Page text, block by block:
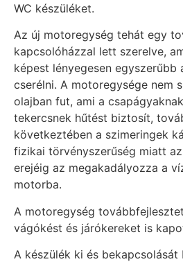
WC készüléket.
Az új motoregység tehát egy
kapcsolóházzal lett szerelve,
képest lényegesen egyszerűbb
cserélni. A motoregysége nem
olajban fut, ami a
tekercsnek hűtést biztosít,
következtében a szimeringek
fizikai törvényszerűség miatt
erejéig az megakadályozza a
motorba.
A motoregység
vágókést és járókereket is
A készülék ki és